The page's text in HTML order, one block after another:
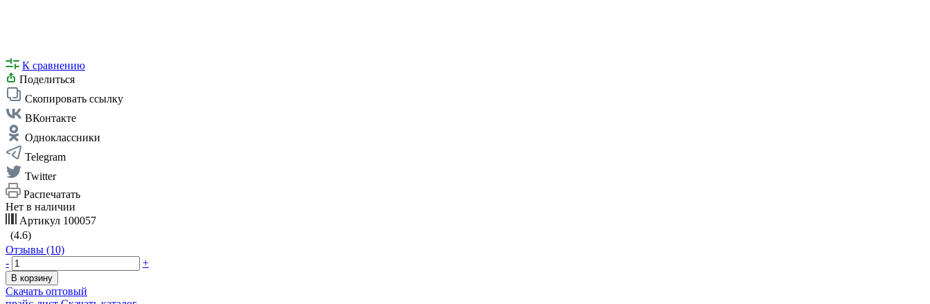
К сравнению
Поделиться
Скопировать ссылку
ВКонтакте
Одноклассники
Telegram
Twitter
Распечатать
Нет в наличии
Артикул 100057
(4.6)
Отзывы (10)
-
+
В корзину
Скачать оптовый